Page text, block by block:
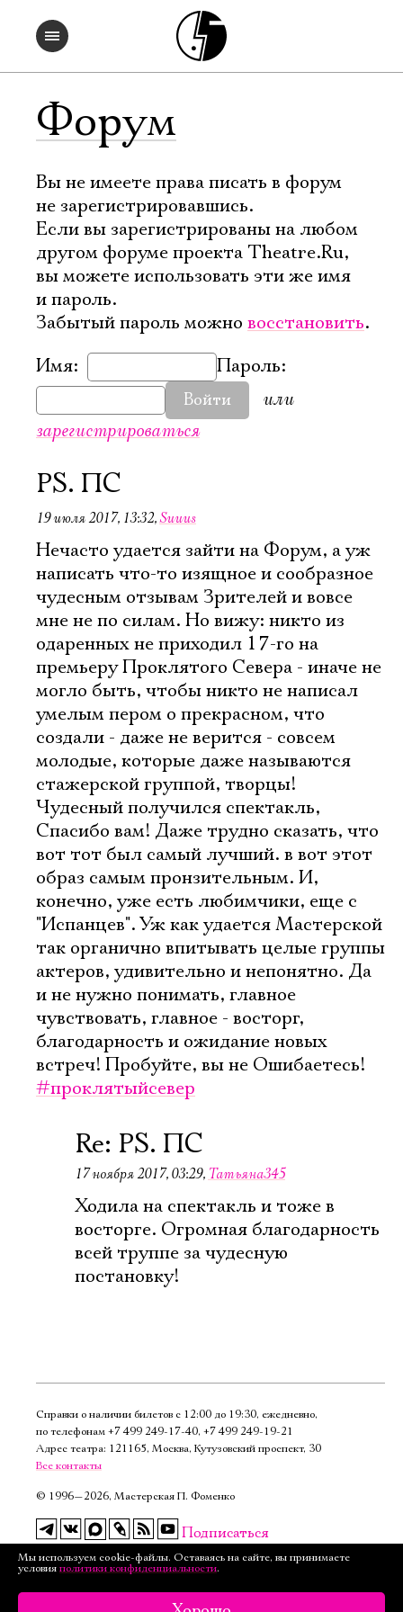
Форум
Вы не имеете права писать в форум
не зарегистрировавшись.
Если вы зарегистрированы на любом
другом форуме проекта Theatre.Ru,
вы можете использовать эти же имя
и пароль.
Забытый пароль можно восстановить.
Имя:
Пароль:
Войти
или
зарегистрироваться
PS. ПС
19 июля 2017, 13:32,Suuus
Нечасто удается зайти на Форум, а уж
написать что-то изящное и сообразное
чудесным отзывам Зрителей и вовсе
мне не по силам. Но вижу: никто из
одаренных не приходил 17-го на
премьеру Проклятого Севера - иначе не
могло быть, чтобы никто не написал
умелым пером о прекрасном, что
создали - даже не верится - совсем
молодые, которые даже называются
стажерской группой, творцы!
Чудесный получился спектакль,
Спасибо вам! Даже трудно сказать, что
вот тот был самый лучший. в вот этот
образ самым пронзительным. И,
конечно, уже есть любимчики, еще с
"Испанцев". Уж как удается Мастерской
так органично впитывать целые группы
актеров, удивительно и непонятно. Да
и не нужно понимать, главное
чувствовать, главное - восторг,
благодарность и ожидание новых
встреч! Пробуйте, вы не Ошибаетесь!
#проклятыйсевер
Re: PS. ПС
17 ноября 2017, 03:29, Татьяна345
Ходила на спектакль и тоже в
восторге. Огромная благодарность
всей труппе за чудесную
постановку!
Справки о наличии билетов с 12:00 до 19:30, ежедневно,
по телефонам +7 499 249‑17‑40, +7 499 249‑19‑21
Адрес театра: 121165, Москва, Кутузовский проспект, 30
Все контакты
© 1996—2026, Мастерская П. Фоменко
Подписаться
на рассылку
Электропочта
Ознакомиться
Мы используем cookie-файлы. Оставаясь на сайте, вы принимаете
условия политики конфиденциальности.